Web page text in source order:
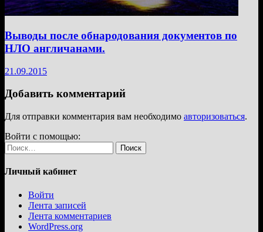
Выводы после обнародования документов по
НЛО англичанами.
21.09.2015
Добавить комментарий
Для отправки комментария вам необходимо авторизоваться.
Войти с помощью:
Найти:
Личный кабинет
Войти
Лента записей
Лента комментариев
WordPress.org